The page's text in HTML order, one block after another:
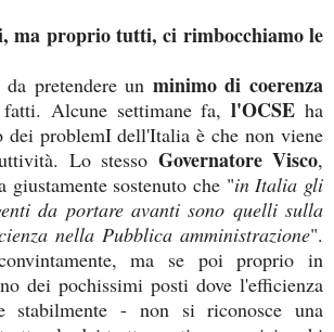
ma proprio tutti, ci rimbocchiamo le
pretendere un minimo di coerenza
Alcune settimane fa,l'OCSEha
dei problemI dell'Italia è che non viene
Lo stesso Governatore Visco,
sostenuto che "in Italia gli
da portare avanti sono quelli sulla
nella Pubblica amministrazione".
ma se poi proprio in
dei pochissimi posti dove l'efficienza
stabilmente - non si riconosce una